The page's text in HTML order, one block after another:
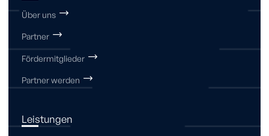
Über uns
Partner
Fördermitglieder
Partner werden
Leistungen